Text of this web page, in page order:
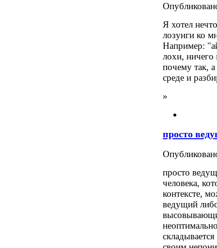
Я хотел
лозунги ко
Например:
лохи,
почему так,
среде и
»
просто
просто
человека,
контексте,
ведущий